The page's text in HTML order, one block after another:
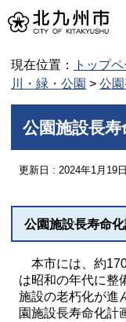
現在位置： トップ
川・緑・公園 > 公
公園施設長寿
更新日 : 2024年1月19日
公園施設長寿命
本市には、約
は昭和の年代に整
施設の老朽化が進
園施設長寿命化計